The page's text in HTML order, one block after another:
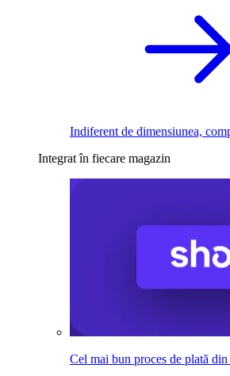
Indiferent de dimensiunea,
Integrat în fiecare magazin
Cel mai bun proces de plată